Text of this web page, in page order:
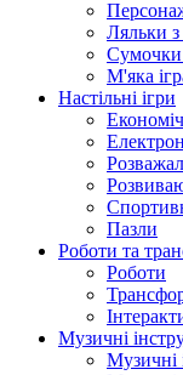
Ляльки
М'яка
Настільні ігри
Пазли
Роботи та
Роботи
Музичні
Музичні